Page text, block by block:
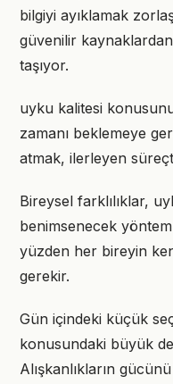
bilgiyi ayıklamak
güvenilir
taşıyor.
uyku kalitesi
zamanı beklemeye
atmak, ilerleyen
Bireysel farklılıklar,
benimsenecek
yüzden her bireyin
gerekir.
Gün içindeki küçük
konusundaki büyük
Alışkanlıkların